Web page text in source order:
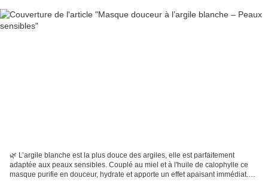
🌿 L’argile blanche est la plus douce des argiles, elle est parfaitement
adaptée aux peaux sensibles. Couplé au miel et à l'huile de calophylle ce
masque purifie en douceur, hydrate et apporte un effet apaisant immédiat.